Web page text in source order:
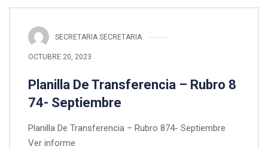
SECRETARIA SECRETARIA
OCTUBRE 20, 2023
Planilla De Transferencia – Rubro 8
74- Septiembre
Planilla De Transferencia – Rubro 874- Septiembre
Ver informe